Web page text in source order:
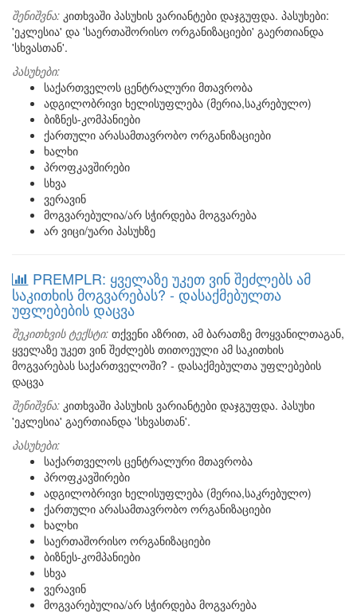
შენიშვნა: კითხვაში პასუხის ვარიანტები დაჯგუფდა. პასუხები:
'ეკლესია' და 'საერთაშორისო ორგანიზაციები' გაერთიანდა
'სხვასთან'.
პასუხები:
საქართველოს ცენტრალური მთავრობა
ადგილობრივი ხელისუფლება (მერია,საკრებულო)
ბიზნეს-კომპანიები
ქართული არასამთავრობო ორგანიზაციები
ხალხი
პროფკავშირები
სხვა
ვერავინ
მოგვარებულია/არ სჭირდება მოგვარება
არ ვიცი/უარი პასუხზე
PREMPLR: ყველაზე უკეთ ვინ შეძლებს ამ
საკითხის მოგვარებას? - დასაქმებულთა
უფლებების დაცვა
შეკითხვის ტექსტი: თქვენი აზრით, ამ ბარათზე მოყვანილთაგან,
ყველაზე უკეთ ვინ შეძლებს თითოეული ამ საკითხის
მოგვარებას საქართველოში? - დასაქმებულთა უფლებების
დაცვა
შენიშვნა: კითხვაში პასუხის ვარიანტები დაჯგუფდა. პასუხი
'ეკლესია' გაერთიანდა 'სხვასთან'.
პასუხები:
საქართველოს ცენტრალური მთავრობა
პროფკავშირები
ადგილობრივი ხელისუფლება (მერია,საკრებულო)
ქართული არასამთავრობო ორგანიზაციები
ხალხი
საერთაშორისო ორგანიზაციები
ბიზნეს-კომპანიები
სხვა
ვერავინ
მოგვარებულია/არ სჭირდება მოგვარება